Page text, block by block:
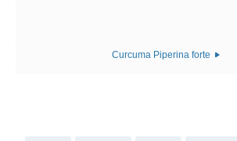
Curcuma Piperina forte